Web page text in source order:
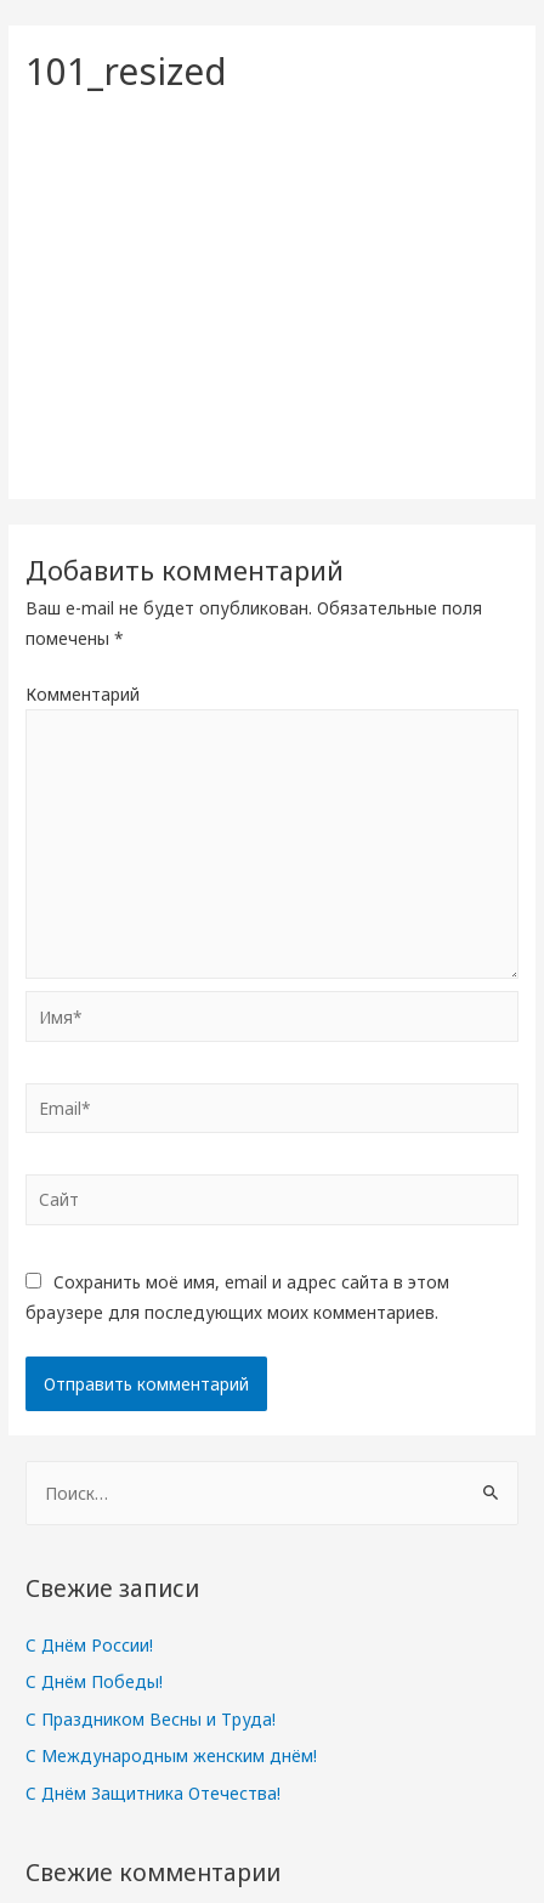
101_resized
Добавить комментарий
Ваш e-mail не будет опубликован. Обязательные поля
помечены*
Комментарий
Email*
Сайт
Сохранить моё имя, email и адрес сайта в этом
браузере для последующих моих комментариев.
:
Свежие записи
С Днём России!
С Днём Победы!
С Праздником Весны и Труда!
С Международным женским днём!
С Днём Защитника Отечества!
Свежие комментарии